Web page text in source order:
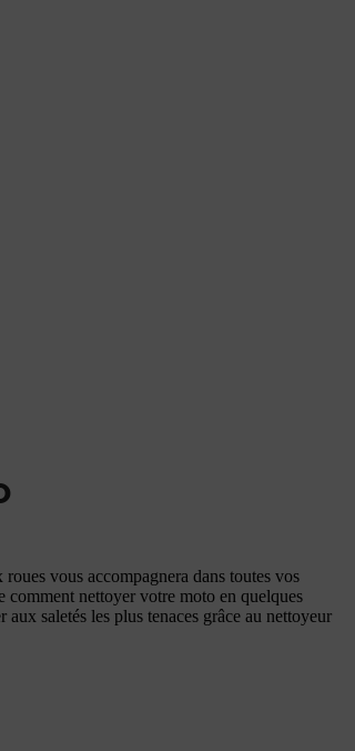
vous accompagnera dans toutes vos
nettoyer votre moto en quelques
aux saletés les plus tenaces grâce au nettoyeur